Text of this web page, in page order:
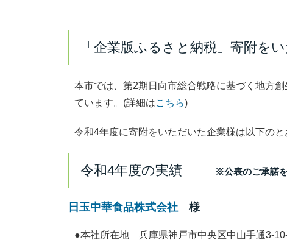
「企業版ふるさと納税」寄附を
本市では、第2期日向市総合戦略に基づく地方
ています。(詳細はこちら)
令和4年度に寄附をいただいた企業様は以下の
令和4年度の実績 ※公表のご承諾
日玉中華食品株式会社 様
●本社所在地 兵庫県神戸市中央区中山手通3-